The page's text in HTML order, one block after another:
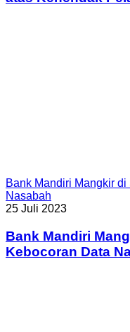
Bank Mandiri Mangkir
Nasabah
25 Juli 2023
Bank Mandiri
Kebocoran Data